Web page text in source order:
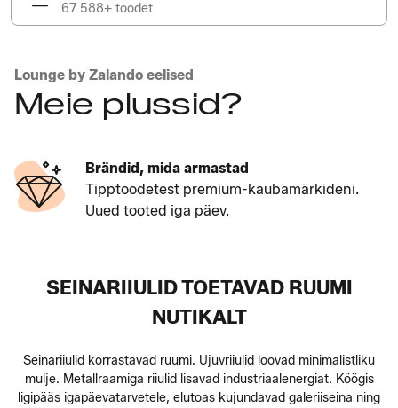
67 588+ toodet
Lounge by Zalando eelised
Meie plussid?
Brändid, mida armastad
Tipptoodetest premium-kaubamärkideni.
Uued tooted iga päev.
SEINARIIULID TOETAVAD RUUMI
NUTIKALT
S einariiulid korrastavad ruumi. Ujuvriiulid loovad minimalistliku
mulje. Metallraamiga riiulid lisavad industriaalenergiat. Köögis
ligipääs igapäevatarvetele, elutoas kujundavad galeriiseina ning